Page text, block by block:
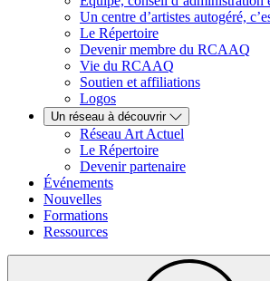
Un centre d’artistes autogéré,
Le Répertoire
Devenir membre du RCAAQ
Vie du RCAAQ
Soutien et affiliations
Logos
Un réseau à découvrir
Réseau Art Actuel
Le Répertoire
Devenir partenaire
Événements
Nouvelles
Formations
Ressources